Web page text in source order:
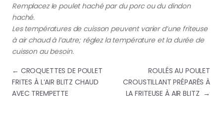
Remplacez le poulet haché par du porc ou du dindon
haché.
Les températures de cuisson peuvent varier d’une friteuse
à air chaud à l’autre; réglez la température et la durée de
cuisson au besoin.
Navigation de l’article
← CROQUETTES DE POULET
FRITES À L’AIR BLITZ CHAUD
AVEC TREMPETTE
ROULÉS AU POULET
CROUSTILLANT PRÉPARÉS À
LA FRITEUSE À AIR BLITZ →